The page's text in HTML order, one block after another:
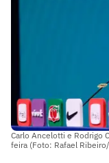
Carlo Ancelotti e Rodrigo
feira (Foto: Rafael